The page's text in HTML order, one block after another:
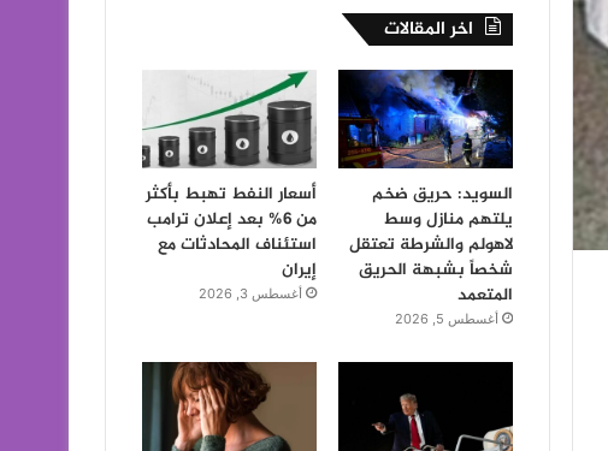
اخر المقالات
السويد: حريق ضخم
يلتهم منازل وسط
لاهولم والشرطة تعتقل
شخصاً بشبهة الحريق
المتعمد
أغسطس 5, 2026
أسعار النفط تهبط بأكثر
من 6% بعد إعلان ترامب
استئناف المحادثات مع
إيران
أغسطس 3, 2026